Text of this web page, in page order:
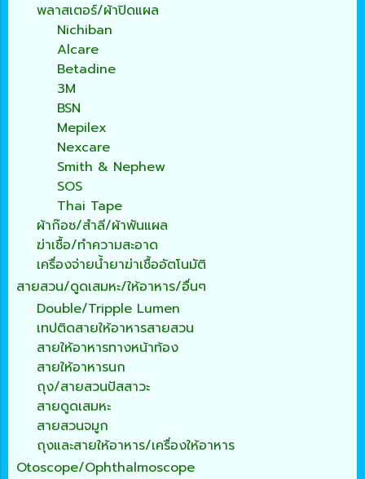
พลาสเตอร์/ผ้าปิดแผล
Nichiban
Alcare
Betadine
3M
BSN
Mepilex
Nexcare
Smith & Nephew
SOS
Thai Tape
ผ้าก๊อซ/สำลี/ผ้าพันแผล
ฆ่าเชื้อ/ทำความสะอาด
เครื่องจ่ายน้ำยาฆ่าเชื้ออัตโนมัติ
สายสวน/ดูดเสมหะ/ให้อาหาร/อื่นๆ
Double/Tripple Lumen
เทปติดสายให้อาหารสายสวน
สายให้อาหารทางหน้าท้อง
สายให้อาหารนก
ถุง/สายสวนปัสสาวะ
สายดูดเสมหะ
สายสวนจมูก
ถุงและสายให้อาหาร/เครื่องให้อาหาร
Otoscope/Ophthalmoscope